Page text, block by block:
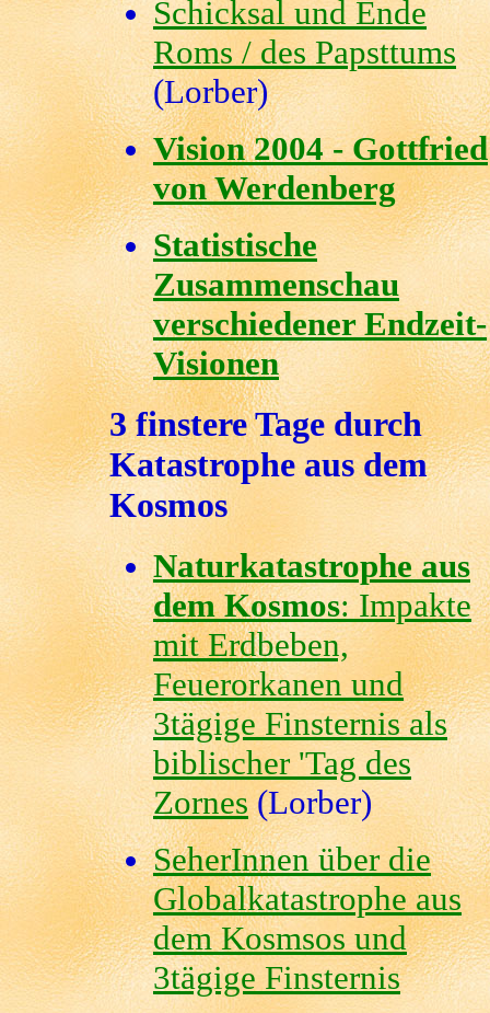
Schicksal und Ende
Roms / des Papsttums
(Lorber)
Vision 2004 - Gottfried
von Werdenberg
Statistische
Zusammenschau
verschiedener Endzeit-
Visionen
3 finstere Tage durch
Katastrophe aus dem
Kosmos
Naturkatastrophe aus
dem Kosmos: Impakte
mit Erdbeben,
Feuerorkanen und
3tägige Finsternis als
biblischer 'Tag des
Zornes(Lorber)
SeherInnen über die
Globalkatastrophe aus
dem Kosmsos und
3tägige Finsternis